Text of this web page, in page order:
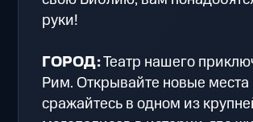
руки!
ГОРОД:Театр нашего
Рим. Открывайте новые места
сражайтесь в одном из